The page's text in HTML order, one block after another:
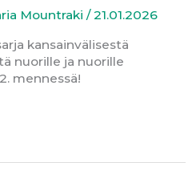
Mountraki /21.01.2026
kansainvälisestä
nuorille ja nuorille
mennessä!